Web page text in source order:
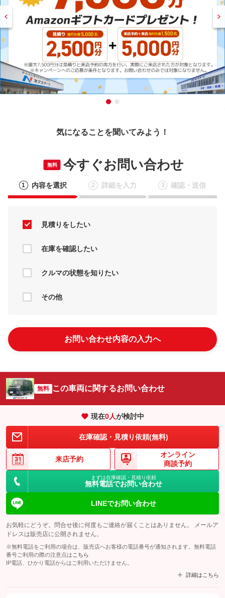
気になることを聞いてみよう！
無料 今すぐお問い合わせ
1 内容を選択 2 詳細を入力 3 確認・送信
見積りをしたい
在庫を確認したい
クルマの状態を知りたい
その他
お問い合わせ内容の入力へ
無料 この車両に関するお問い合わせ
現在0人が検討中
在庫確認・見積り依頼(無料)
来店予約
オンライン
商談予約
まずは在庫確認・見積り依頼
無料電話でお問い合わせ
LINEでお問い合わせ
お気軽にどうぞ。問合せ後に何度もご連絡が届くことはありません。 メールア
ドレスは販売店に公開されません。
※無料電話をご利用の場合は、販売店へお客様の電話番号が通知されます。無料電話
番号ご利用の際の注意点は こちら
IP電話、ひかり電話からはご利用いただけません。
詳細はこちら